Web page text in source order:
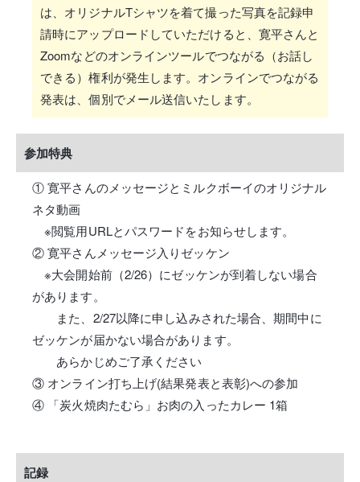
は、オリジナルTシャツを着て撮った写真を記録申
請時にアップロードしていただけると、寛平さんと
Zoomなどのオンラインツールでつながる（お話し
できる）権利が発生します。オンラインでつながる
発表は、個別でメール送信いたします。
参加特典
① 寛平さんのメッセージとミルクボーイのオリジナル
ネタ動画
※閲覧用URLとパスワードをお知らせします。
② 寛平さんメッセージ入りゼッケン
※大会開始前（2/26）にゼッケンが到着しない場合
があります。
また、2/27以降に申し込みされた場合、期間中に
ゼッケンが届かない場合があります。
あらかじめご了承ください
③ オンライン打ち上げ(結果発表と表彰)への参加
④ 「炭火焼肉たむら」お肉の入ったカレー 1箱
記録